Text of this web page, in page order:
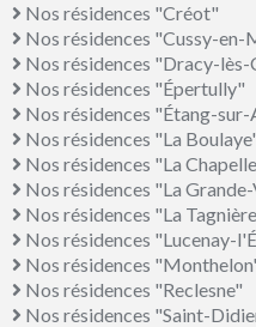
Nos résidences "Créot"
Nos résidences "Cussy-en-
Nos résidences "Dracy-lès-
Nos résidences "Épertully"
Nos résidences "Étang-
Nos résidences "La
Nos résidences "La
Nos résidences "La
Nos résidences "La
Nos résidences "Lucenay-
Nos résidences
Nos résidences "Reclesne"
Nos résidences "Saint-